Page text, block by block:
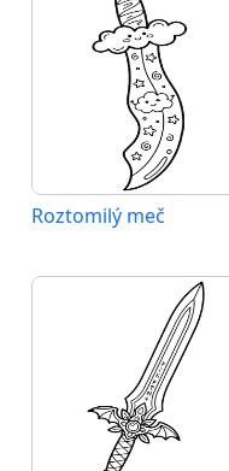
Roztomilý meč